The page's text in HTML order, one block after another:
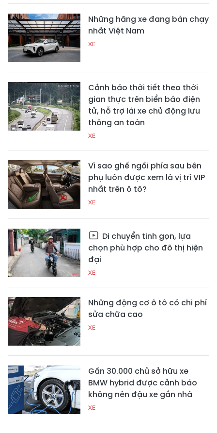
Những hãng xe đang bán chạy
nhất Việt Nam
XE
Cảnh báo thời tiết theo thời
gian thực trên biển báo điện
tử, hỗ trợ lái xe chủ động lưu
thông an toàn
XE
Vì sao ghế ngồi phía sau bên
phụ luôn được xem là vị trí VIP
nhất trên ô tô?
XE
Di chuyển tinh gọn, lựa
chọn phù hợp cho đô thị hiện
đại
XE
Những động cơ ô tô có chi phí
sửa chữa cao
XE
Gần 30.000 chủ sở hữu xe
BMW hybrid được cảnh báo
không nên đậu xe gần nhà
XE